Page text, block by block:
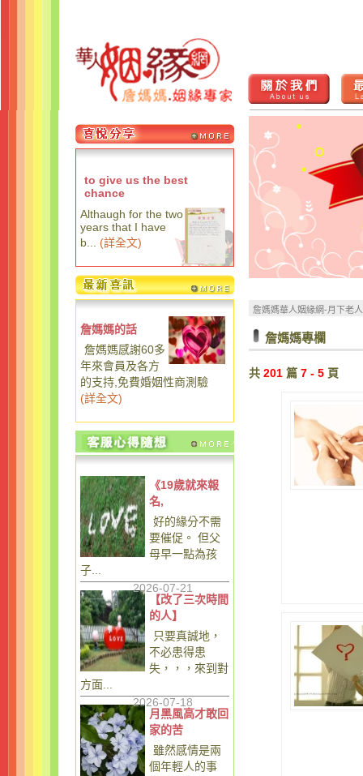
to give us the best
chance
Althaugh for the two
years that I have
b...
(詳全文)
詹媽媽的話
詹媽媽感謝60多
年來會員及各方
的支持,免費婚姻性商測驗
(詳全文)
《19歲就來報
名,
好的緣分不需
要催促。 但父
母早一點為孩
子...
2026-07-21
【改了三次時間
的人】
只要真誠地，
不必患得患
失，，，來到對
方面...
2026-07-18
月黑風高才敢回
家的苦
雖然感情是兩
個年輕人的事
詹媽媽華人姻緣網-月下老
詹媽媽專欄
共 201 篇 7 - 5 頁